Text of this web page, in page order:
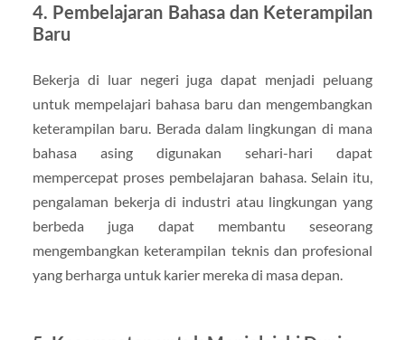
4. Pembelajaran Bahasa dan Keterampilan
Baru
Bekerja di luar negeri juga dapat menjadi peluang
untuk mempelajari bahasa baru dan mengembangkan
keterampilan baru. Berada dalam lingkungan di mana
bahasa asing digunakan sehari-hari dapat
mempercepat proses pembelajaran bahasa. Selain itu,
pengalaman bekerja di industri atau lingkungan yang
berbeda juga dapat membantu seseorang
mengembangkan keterampilan teknis dan profesional
yang berharga untuk karier mereka di masa depan.